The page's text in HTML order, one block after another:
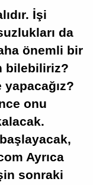
İşi
da
önemli bir
bilebiliriz?
yapacağız?
onu
Ayrıca
sonraki